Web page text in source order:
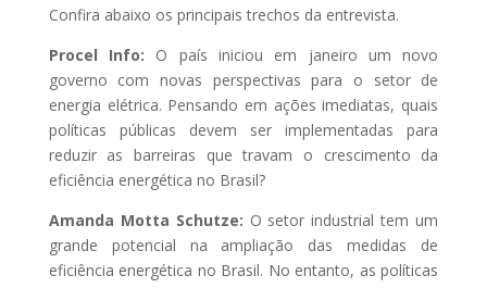
Confira abaixo os principais trechos da entrevista.
Procel Info: O país iniciou em janeiro um novo
governo com novas perspectivas para o setor de
energia elétrica. Pensando em ações imediatas, quais
políticas públicas devem ser implementadas para
reduzir as barreiras que travam o crescimento da
eficiência energética no Brasil?
Amanda Motta Schutze: O setor industrial tem um
grande potencial na ampliação das medidas de
eficiência energética no Brasil. No entanto, as políticas